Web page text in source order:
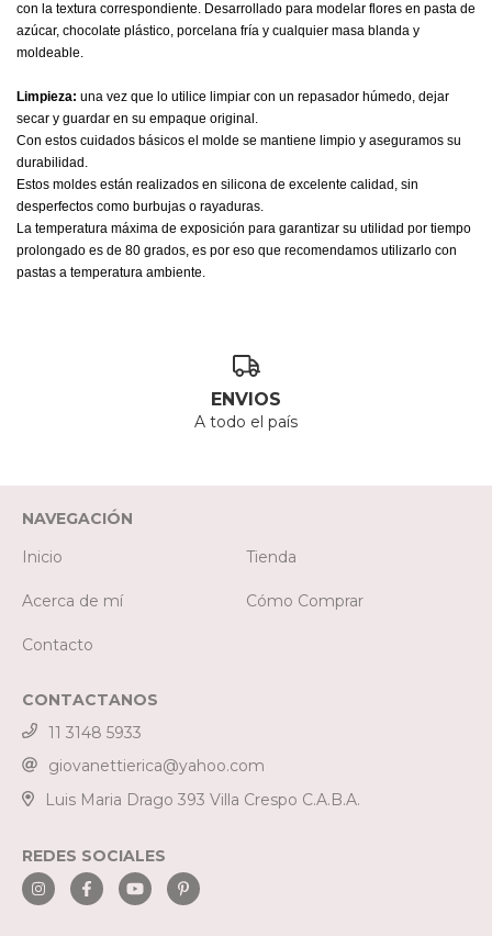
con la textura correspondiente. Desarrollado para modelar flores en pasta de
azúcar, chocolate plástico, porcelana fría y cualquier masa blanda y
moldeable.
Limpieza: una vez que lo utilice limpiar con un repasador húmedo, dejar
secar y guardar en su empaque original.
Con estos cuidados básicos el molde se mantiene limpio y aseguramos su
durabilidad.
Estos moldes están realizados en silicona de excelente calidad, sin
desperfectos como burbujas o rayaduras.
La temperatura máxima de exposición para garantizar su utilidad por tiempo
prolongado es de 80 grados, es por eso que recomendamos utilizarlo con
pastas a temperatura ambiente.
ENVIOS
A todo el país
NAVEGACIÓN
Inicio
Tienda
Acerca de mí Cómo Comprar
Contacto
CONTACTANOS
11 3148 5933
giovanettierica@yahoo.com
Luis Maria Drago 393 Villa Crespo C.A.B.A.
REDES SOCIALES